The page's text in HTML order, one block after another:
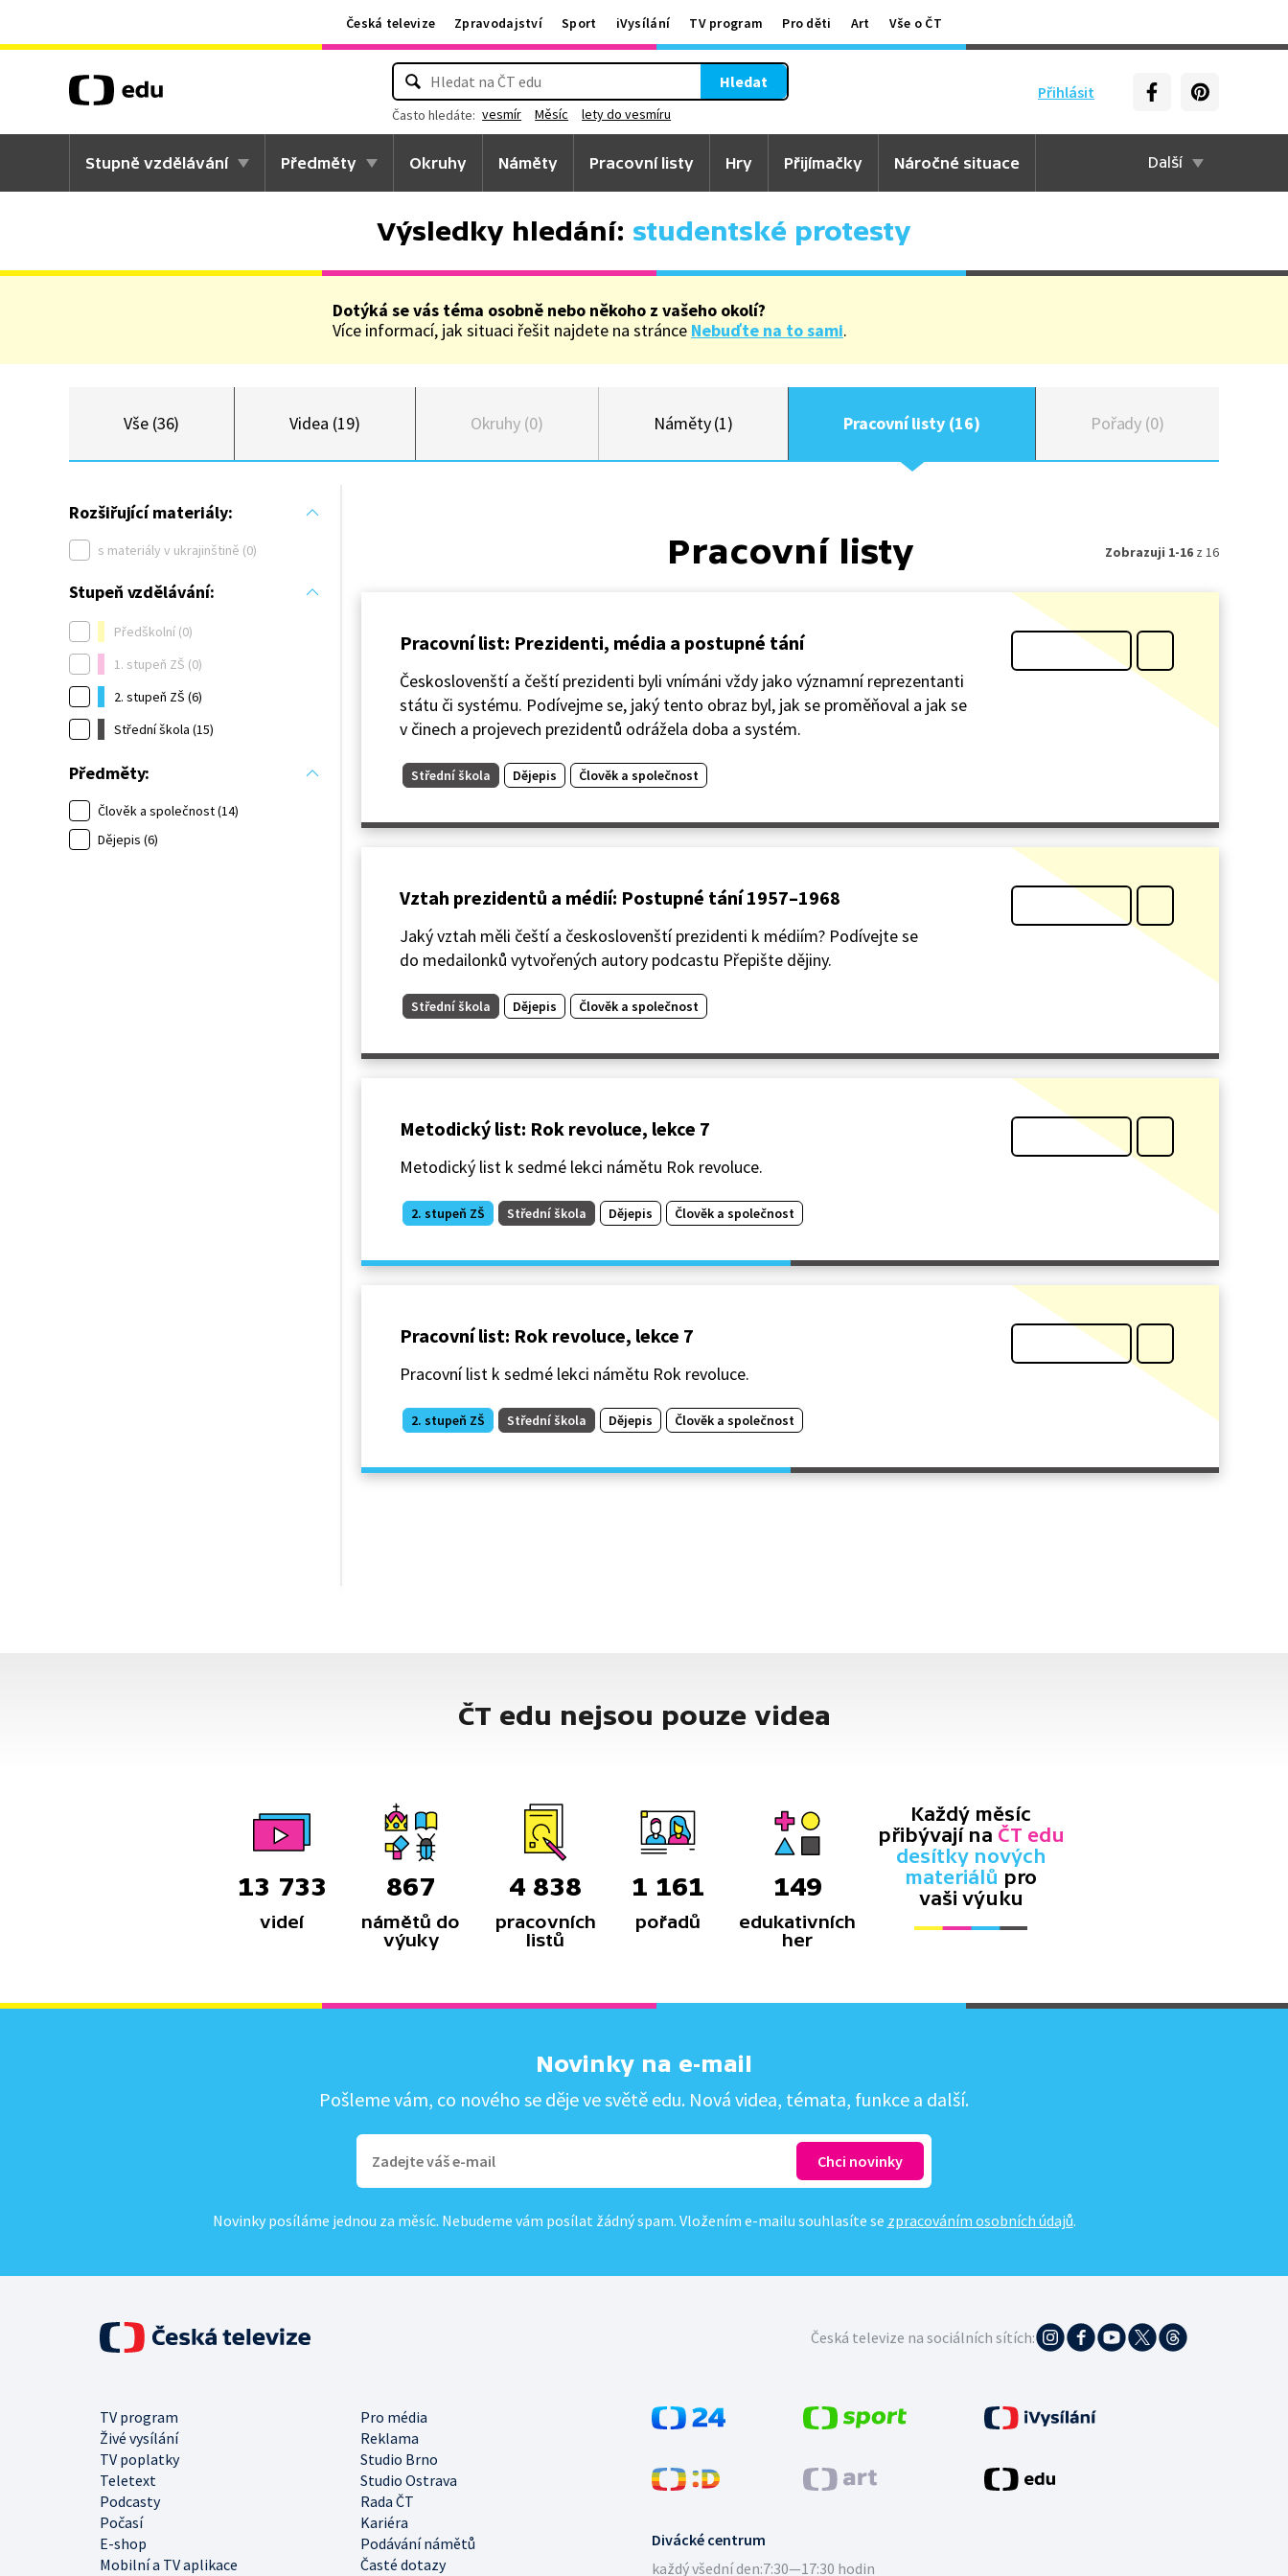
Česká televize Zpravodajství Sport iVysílání TV program Pro děti Art Vše o ČT
Přihlásit
Hledat
Často hledáte: vesmír Měsíc lety do vesmíru
Stupně vzdělávání Předměty Okruhy Náměty Pracovní listy Hry Přijímačky Náročné situace Další
Výsledky hledání: studentské protesty
Dotýká se vás téma osobně nebo někoho z vašeho okolí?
Více informací, jak situaci řešit najdete na stránce Nebuďte na to sami.
Vše (36) Videa (19) Okruhy (0) Náměty (1) Pracovní listy (16) Pořady (0)
Rozšiřující materiály:
s materiály v ukrajinštině (0)
Stupeň vzdělávání:
Předškolní (0)
1. stupeň ZŠ (0)
2. stupeň ZŠ (6)
Střední škola (15)
Předměty:
Člověk a společnost (14)
Dějepis (6)
Pracovní listy Zobrazuji 1-16 z 16
Pracovní list: Prezidenti, média a postupné tání
Českoslovenští a čeští prezidenti byli vnímáni vždy jako významní reprezentanti
státu či systému. Podívejme se, jaký tento obraz byl, jak se proměňoval a jak se
v činech a projevech prezidentů odrážela doba a systém.
Střední škola Dějepis Člověk a společnost
Vztah prezidentů a médií: Postupné tání 1957–1968
Jaký vztah měli čeští a českoslovenští prezidenti k médiím? Podívejte se
do medailonků vytvořených autory podcastu Přepište dějiny.
Střední škola Dějepis Člověk a společnost
Metodický list: Rok revoluce, lekce 7
Metodický list k sedmé lekci námětu Rok revoluce.
2. stupeň ZŠ Střední škola Dějepis Člověk a společnost
Pracovní list: Rok revoluce, lekce 7
Pracovní list k sedmé lekci námětu Rok revoluce.
2. stupeň ZŠ Střední škola Dějepis Člověk a společnost
ČT edu nejsou pouze videa
13 733
videí
867
námětů do
výuky
4 838
pracovních
listů
1 161
pořadů
149
edukativních
her
Každý měsíc
přibývají na ČT edu
desítky nových
materiálů pro
vaši výuku
Novinky na e-mail
Pošleme vám, co nového se děje ve světě edu. Nová videa, témata, funkce a další.
Novinky posíláme jednou za měsíc. Nebudeme vám posílat žádný spam. Vložením e-mailu souhlasíte se zpracováním osobních údajů.